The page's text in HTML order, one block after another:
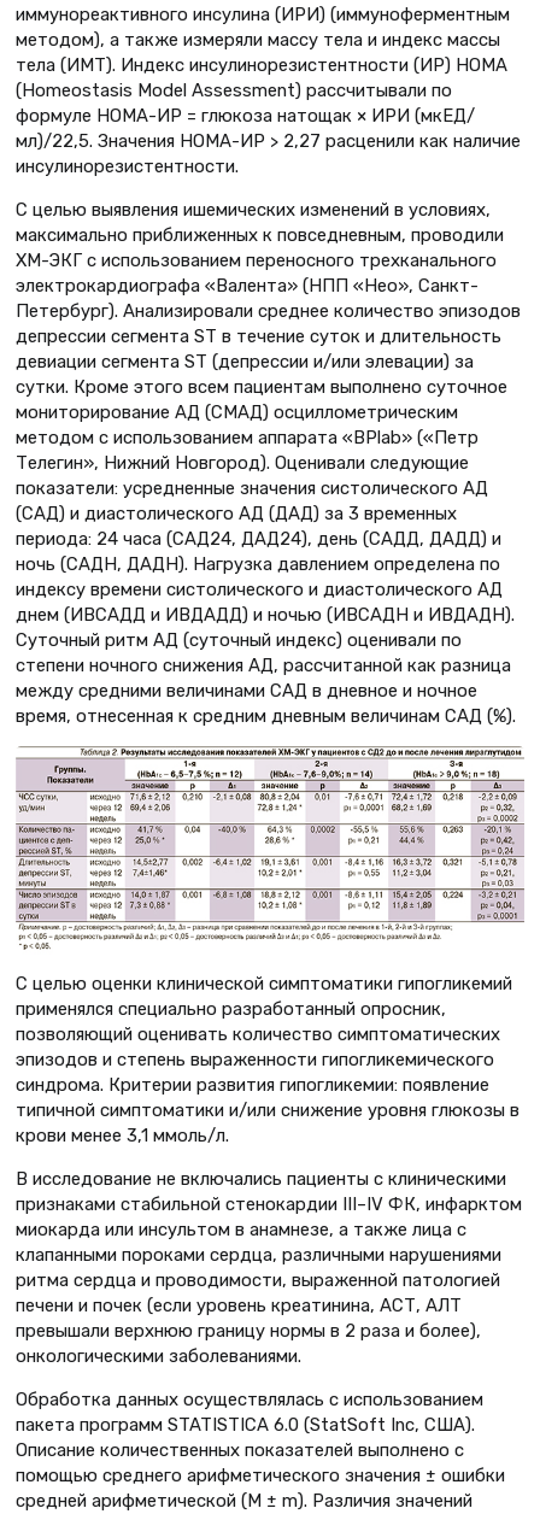
иммунореактивного инсулина (ИРИ) (иммуноферментным
методом), а также измеряли массу тела и индекс массы
тела (ИМТ). Индекс инсулинорезистентности (ИР) HOMA
(Homeostasis Model Assessment) рассчитывали по
формуле HOMA-ИР = глюкоза натощак × ИРИ (мкЕД/
мл)/22,5. Значения HOMA-ИР > 2,27 расценили как наличие
инсулинорезистентности.
С целью выявления ишемических изменений в условиях,
максимально приближенных к повседневным, проводили
ХМ-ЭКГ с использованием переносного трехканального
электрокардиографа «Валента» (НПП «Нео», Санкт-
Петербург). Анализировали среднее количество эпизодов
депрессии сегмента ST в течение суток и длительность
девиации сегмента ST (депрессии и/или элевации) за
сутки. Кроме этого всем пациентам выполнено суточное
мониторирование АД (СМАД) осциллометрическим
методом с использованием аппарата «ВPlab» («Петр
Телегин», Нижний Новгород). Оценивали следующие
показатели: усредненные значения систолического АД
(САД) и диастолического АД (ДАД) за 3 временных
периода: 24 часа (САД24, ДАД24), день (САДД, ДАДД) и
ночь (САДН, ДАДН). Нагрузка давлением определена по
индексу времени систолического и диастолического АД
днем (ИВСАДД и ИВДАДД) и ночью (ИВСАДН и ИВДАДН).
Суточный ритм АД (суточный индекс) оценивали по
степени ночного снижения АД, рассчитанной как разница
между средними величинами САД в дневное и ночное
время, отнесенная к средним дневным величинам САД (%).
С целью оценки клинической симптоматики гипогликемий
применялся специально разработанный опросник,
позволяющий оценивать количество симптоматических
эпизодов и степень выраженности гипогликемического
синдрома. Критерии развития гипогликемии: появление
типичной симптоматики и/или снижение уровня глюкозы в
крови менее 3,1 ммоль/л.
В исследование не включались пациенты с клиническими
признаками стабильной стенокардии III–IV ФК, инфарктом
миокарда или инсультом в анамнезе, а также лица с
клапанными пороками сердца, различными нарушениями
ритма сердца и проводимости, выраженной патологией
печени и почек (если уровень креатинина, АСТ, АЛТ
превышали верхнюю границу нормы в 2 раза и более),
онкологическими заболеваниями.
Обработка данных осуществлялась с использованием
пакета программ STATISTICA 6.0 (StatSoft Inc, США).
Описание количественных показателей выполнено с
помощью среднего арифметического значения ± ошибки
средней арифметической (M ± m). Различия значений